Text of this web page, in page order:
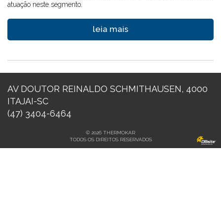
atuação neste segmento.
leia mais
AV DOUTOR REINALDO SCHMITHAUSEN, 4000
ITAJAI-SC
(47) 3404-6464
© 2026 THERMOKAR
TODOS OS DIREITOS RESERVADOS